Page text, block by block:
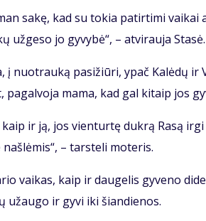
sa­kę, kad su to­kia pa­tir­ti­mi
už­ge­so jo gy­vy­bė“, – at­vi­rau­ja Sta­sė.
į nuo­trau­ką pa­si­žiū­ri, ypač Ka­lė­dų
pa­gal­vo­ja ma­ma, kad gal ki­taip jos
ir ją, jos vien­tur­tę duk­rą Ra­są
– tars­te­li mo­te­ris.
vai­kas, kaip ir dau­ge­lis gy­ve­no
už­au­go ir gy­vi iki šian­die­nos.